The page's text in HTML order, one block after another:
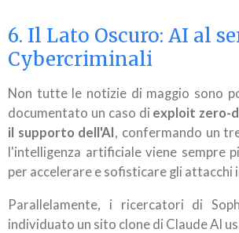
6. Il Lato Oscuro: AI al
Cybercriminali
Non tutte le notizie di maggio sono
documentato un caso di exploit zero-
il supporto dell'AI , confermando un
l'intelligenza artificiale viene sempre
per accelerare e sofisticare gli attacchi
Parallelamente, i ricercatori di
individuato un sito clone di Claude AI